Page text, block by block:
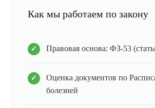
Как мы работаем по закону
Правовая основа: ФЗ-53
Оценка документов по
болезней